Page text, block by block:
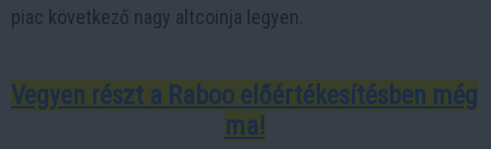
piac következő nagy altcoinja legyen.
Vegyen részt a Raboo előértékesítésben még
ma!